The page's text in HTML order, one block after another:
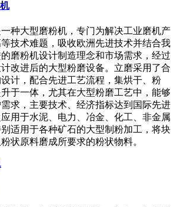
种大型磨粉机，专门为解决工业磨机产
技术难题，吸收欧洲先进技术并结合我
磨粉机设计制造理念和市场需求，经过
改进后的大型粉磨设备。立磨采用了合
计，配合先进工艺流程，集烘干、粉
于一体，尤其在大型粉磨工艺中，能够
求，主要技术、经济指标达到国际先进
用于水泥、电力、冶金、化工、非金属
适用于各种矿石的大型制粉加工，将块
状原料磨成所要求的粉状物料。